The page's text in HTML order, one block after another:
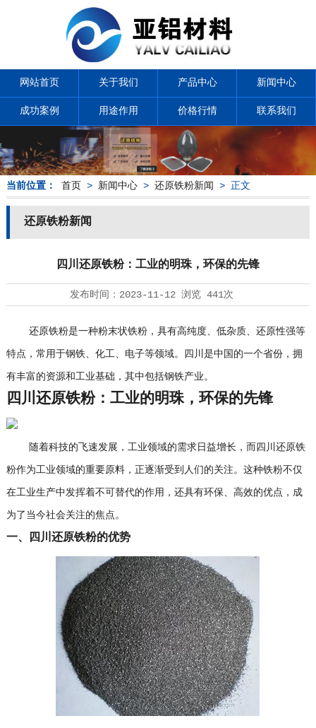
网站首页 关于我们 产品中心 新闻中心
成功案例 用途作用 价格行情 联系我们
当前位置： 首页 > 新闻中心> 还原铁粉新闻 > 正文
还原铁粉新闻
四川还原铁粉：工业的明珠，环保的先锋
发布时间： 2023-11-12浏览 441次
还原铁粉是一种粉末状铁粉，具有高纯度、低杂质、还原性强等
特点，常用于钢铁、化工、电子等领域。四川是中国的一个省份，拥
有丰富的资源和工业基础，其中包括钢铁产业。
四川还原铁粉：工业的明珠，环保的先锋
随着科技的飞速发展，工业领域的需求日益增长，而四川还原铁
粉作为工业领域的重要原料，正逐渐受到人们的关注。这种铁粉不仅
在工业生产中发挥着不可替代的作用，还具有环保、高效的优点，成
为了当今社会关注的焦点。
一、四川还原铁粉的优势